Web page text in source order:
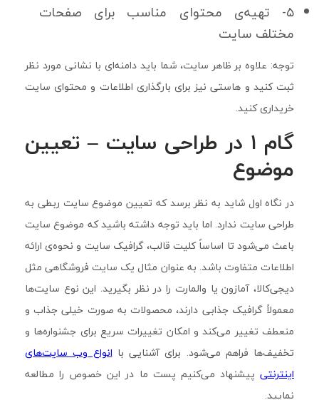
۵- تهیه‌ی محتوای مناسب برای صفحات
مختلف سایت
توجه: علاوه بر ظاهر سایت، شما باید دامنه‌ای با نشانی مورد نظر
ثبت کنید و هاستی نیز برای بارگذاری اطلاعات و محتوای سایت
خریداری کنید.
گام ۱ در طراحی سایت – تعیین
موضوع
در نگاه اول شاید به نظر برسد که تعیین موضوع سایت ربطی به
طراحی سایت ندارد. اما باید توجه داشته باشید که موضوع سایت
باعث می‌شود تا اساساً کلیت قالب، گرافیک سایت و نحوه‌ی ارائه
اطلاعات متفاوت باشد. به عنوان مثال یک سایت فروشگاهی مثل
دیجی‌کالا، آمازون یا والمارت را در نظر بگیرید. این نوع سایت‌ها
معمولاً گرافیک جذابی دارند، محصولات به صورت خیلی جذاب و
منعطف تغییر می‌کند و امکان تغییرات سریع برای جشنواره‌ها و
تخفیف‌ها فراهم می‌شود. برای آشنایی باانواع وب سایت‌های
اینترنتی پیشنهاد می‌کنیم پست ما در این خصوص را مطالعه
نمایید.